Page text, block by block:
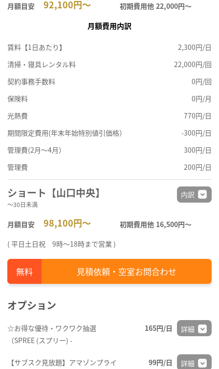
月額目安 92,100円～ 初期費用他 22,000円〜
月額費用内訳
賃料【1日あたり】
2,300円/日
清掃・寝具レンタル料
22,000円/回
契約事務手数料
0円/回
保険料
0円/月
光熱費
770円/日
期間限定費用(年末年始特別値引価格）
-300円/日
管理費(2月～4月）
300円/日
管理費
200円/日
ショート【山口中央】
～30日未満
月額目安 98,100円～ 初期費用他 16,500円〜
内訳
( 平日土日祝 9時～18時まで営業 )
見積依頼・空室お問合わせ
オプション
☆お得な優待・ワクワク抽選
（SPREE (スプリー) -
165円/日 詳細
【サブスク見放題】アマゾンプライ
99円/日 詳細